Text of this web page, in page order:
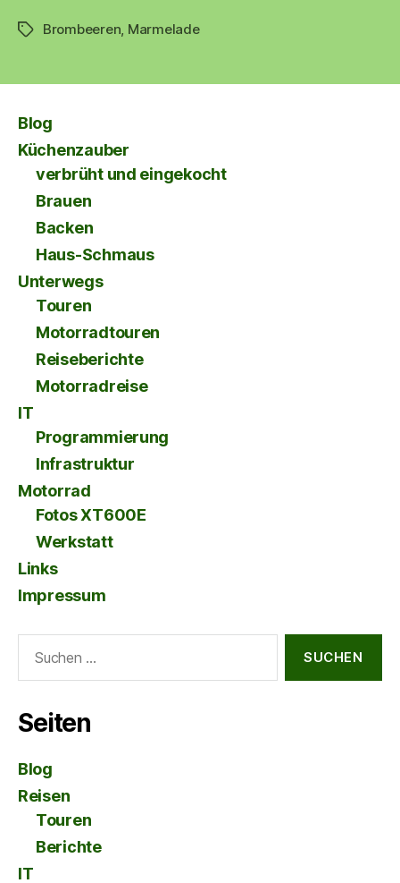
Schlagwörter
Brombeeren, Marmelade
Blog
Küchenzauber
verbrüht und eingekocht
Brauen
Backen
Haus-Schmaus
Unterwegs
Touren
Motorradtouren
Reiseberichte
Motorradreise
IT
Programmierung
Infrastruktur
Motorrad
Fotos XT600E
Werkstatt
Links
Impressum
nach:
Seiten
Blog
Reisen
Touren
Berichte
IT